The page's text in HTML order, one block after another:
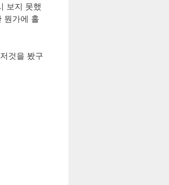
보지 못했
뭔가에 홀
것을 봤구